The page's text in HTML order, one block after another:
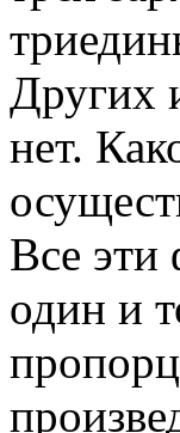
Других
нет.
Все эти
один и